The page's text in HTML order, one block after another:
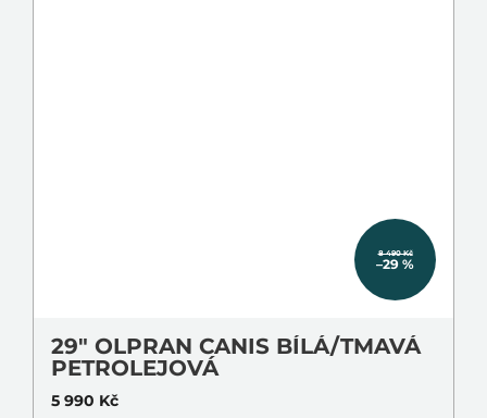
8 490 Kč
–29 %
29" OLPRAN CANIS BÍLÁ/TMAVÁ
PETROLEJOVÁ
5 990 Kč